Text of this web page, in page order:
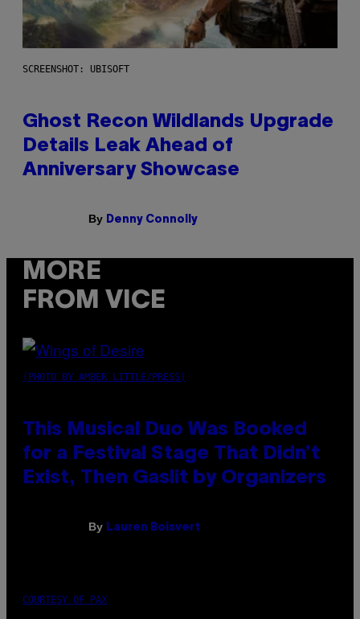
SCREENSHOT: UBISOFT
Ghost Recon Wildlands Upgrade
Details Leak Ahead of
Anniversary Showcase
By Denny Connolly
MORE
FROM VICE
(PHOTO BY AMBER LITTLE/PRESS)
This Musical Duo Was Booked
for a Festival Stage That Didn’t
Exist, Then Gaslit by Organizers
By Lauren Boisvert
COURTESY OF PAX